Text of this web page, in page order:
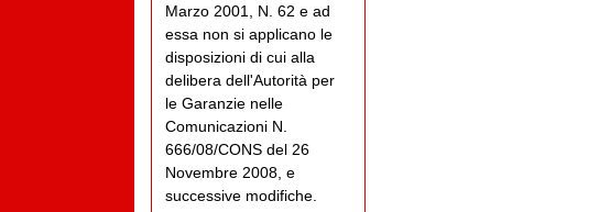
Marzo 2001, N. 62 e ad
essa non si applicano le
disposizioni di cui alla
delibera dell'Autorità per
le Garanzie nelle
Comunicazioni N.
666/08/CONS del 26
Novembre 2008, e
successive modifiche.